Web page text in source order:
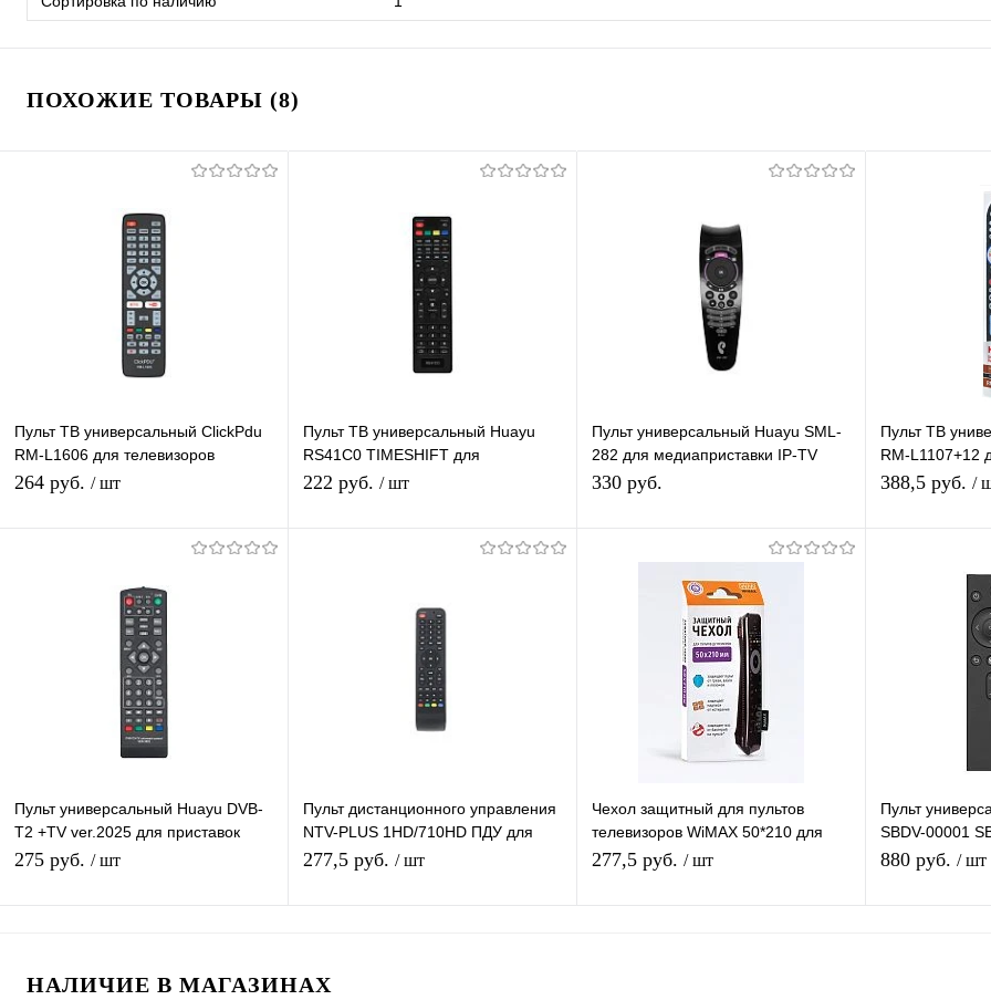
ПОХОЖИЕ ТОВАРЫ (8)
Пульт ТВ универсальный ClickPdu
RM-L1606 для телевизоров
Samsung, LG, Sony, Panasonic
264 руб. / шт
Купить в 1 клик
Пульт ТВ универсальный Huayu
RS41C0 TIMESHIFT для
телевизоров Vekta, ECON, Shivaki,
222 руб. / шт
Купить в 1 клик
Пульт универсальный Huayu SML-
282 для медиаприставки IP-TV
Ростелеком
330 руб.
В корзину
Купить в 1 клик К сравнению
В избранное В наличии
Пульт ТВ
RM-L1107+12
Заменяет
388,5 руб. /
Купить в 1
В избранное
Пульт универсальный Huayu DVB-
T2 +TV ver.2025 для приставок
универсальный для разных
275 руб. / шт
Пульт дистанционного управления
NTV-PLUS 1HD/710HD ПДУ для
ресиверов НТВ Плюс 1HD и 710HD
277,5 руб. / шт
Чехол защитный для пультов
телевизоров WiMAX 50*210 для
телевизионного ПДУ, ПВХ,
277,5 руб. / шт
Пульт
SBDV-00001
для
880 руб. / шт
НАЛИЧИЕ В МАГАЗИНАХ